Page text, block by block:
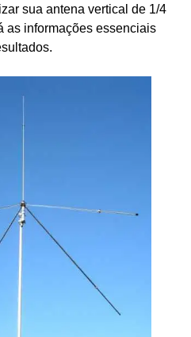
sua antena vertical de 1/4
as informações essenciais